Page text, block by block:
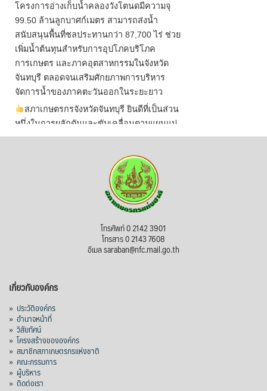
โครงการอ่างเก็บน้ำคลองวังโตนดมีความจุ
99.50 ล้านลูกบาศก์เมตร สามารถส่งน้ำ
สนับสนุนพื้นที่ชลประทานกว่า 87,700 ไร่ ช่วย
เพิ่มน้ำต้นทุนสำหรับการอุปโภคบริโภค
การเกษตร และภาคอุตสาหกรรมในจังหวัด
จันทบุรี ตลอดจนเสริมศักยภาพการบริหาร
จัดการน้ำของภาคตะวันออกในระยะยาว
สภาเกษตรกรจังหวัดจันทบุรี ยินดีที่เป็นส่วน
หนึ่งในการผลักดันและขับเคลื่อนตามแผนแม่
บทเพื่อพั ...See More
ไม่สามารถดูเนื้อหานี้ได้ในขณะนี้
สภาเกษตรกรแห่งชาติ
กรมการค้าต่างประเทศ กระทรวงพาณิชย์ เปิด
ไทยในช่วง 6 เดือนของปี 2569 (ม.ค.-มิ.ย.) มี
1,205 ล้านดอลลาร์สหรัฐ (ประมาณ
38,003.15 ล้านบาท) ลดลง 27.69%
ปรับตัวลดลงตามสภาวะเศรษฐกิจและการค้า
โลก โดยตลาดส่งออกสำคัญ จีน ส่งออกได้
1.52 ล้านตัน ลด 61.71%
โทรศัพท์ 0 2142 3901
โทรสาร 0 2143 7608
อีเมล saraban@nfc.mail.go.th
เกี่ยวกับองค์กร
» ประวัติองค์กร
» อำนาจหน้าที่
» วิสัยทัศน์
» โครงสร้างขององค์กร
» สมาชิกสภาเกษตรกรแห่งชาติ
» คณะกรรมการ
» ผู้บริหาร
» ติดต่อเรา